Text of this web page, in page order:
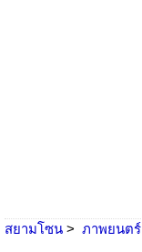
สยามโซน ภาพยนตร์